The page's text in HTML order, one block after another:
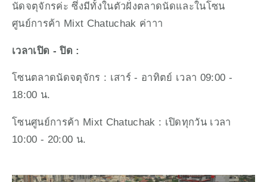
นัดจตุจักรค่ะ ซึ่งมีทั้งในตัวฝั่งตลาดนัดและในโซน
ศูนย์การค้า Mixt Chatuchak ค่าาา
เวลาเปิด - ปิด :
โซนตลาดนัดจตุจักร : เสาร์ - อาทิตย์ เวลา 09:00 -
18:00 น.
โซนศูนย์การค้า Mixt Chatuchak : เปิดทุกวัน เวลา
10:00 - 20:00 น.